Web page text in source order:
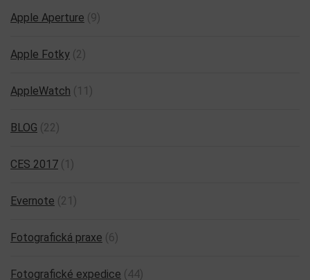
Apple Aperture (9)
Apple Fotky (2)
AppleWatch (11)
BLOG (22)
CES 2017 (1)
Evernote (21)
Fotografická praxe (6)
Fotografické expedice (44)